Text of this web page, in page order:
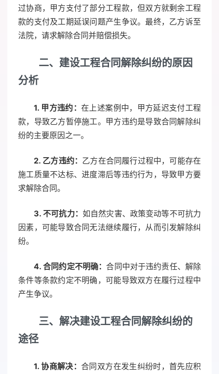
过协商，甲方支付了部分工程款，但双方就剩余工程
款的支付及工期延误问题产生争议。最终，乙方诉至
法院，请求解除合同并赔偿损失。
二、建设工程合同解除纠纷的原因
分析
1. 甲方违约：在上述案例中，甲方延迟支付工程
款，导致乙方暂停施工。甲方违约是导致合同解除纠
纷的主要原因之一。
2. 乙方违约： 乙方在合同履行过程中，可能存在
施工质量不达标、进度滞后等违约行为，导致甲方要
求解除合同。
3. 不可抗力： 如自然灾害、政策变动等不可抗力
因素，可能导致合同无法继续履行，从而引发解除纠
纷。
4. 合同约定不明确：合同中对于违约责任、解除
条件等条款约定不明确，可能导致双方在履行过程中
产生争议。
三、解决建设工程合同解除纠纷的
途径
1. 协商解决：合同双方在发生纠纷时，首先应积